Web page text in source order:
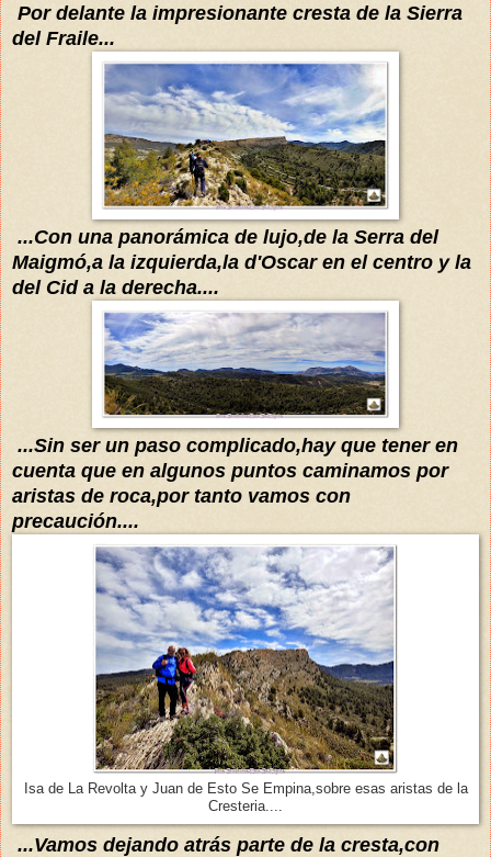
Por delante la impresionante cresta de la Sierra
del Fraile...
...Con una panorámica de lujo,de la Serra del
Maigmó,a la izquierda,la d'Oscar en el centro y la
del Cid a la derecha....
...Sin ser un paso complicado,hay que tener en
cuenta que en algunos puntos caminamos por
aristas de roca,por tanto vamos con
precaución....
Isa de La Revolta y Juan de Esto Se Empina,sobre esas aristas de la
Cresteria....
...Vamos dejando atrás parte de la cresta,con